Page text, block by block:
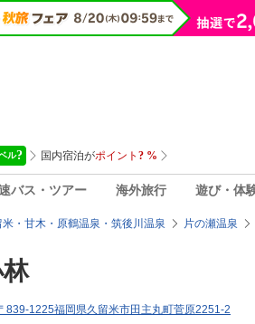
バス・ツアー 海外旅行 遊び・体
米・甘木・原鶴温泉・筑後川温泉 片の瀬温泉
839-1225福岡県久留米市田主丸町菅原2251-2